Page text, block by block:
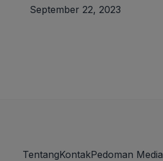
September 22, 2023
TentangKontakPedoman Media